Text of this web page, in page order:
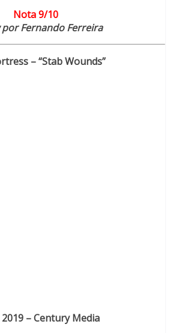
Nota 9/10
por Fernando Ferreira
– “Stab Wounds”
– Century Media